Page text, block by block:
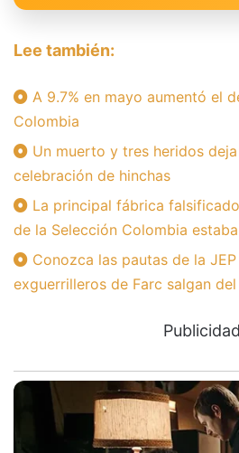
Lee también:
A 9.7% en mayo aumentó el
Colombia
Un muerto y tres heridos
celebración de hinchas
La principal fábrica
de la Selección Colombia
Conozca las pautas de la
exguerrilleros de Farc salgan
Publicidad